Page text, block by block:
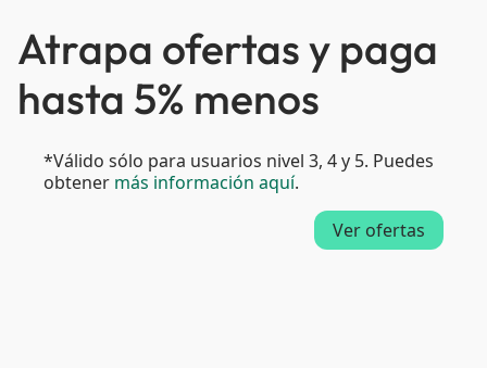
Atrapa ofertas y paga
hasta 5% menos
*Válido sólo para usuarios nivel 3, 4 y 5. Puedes
obtener más información aquí.
Ver ofertas